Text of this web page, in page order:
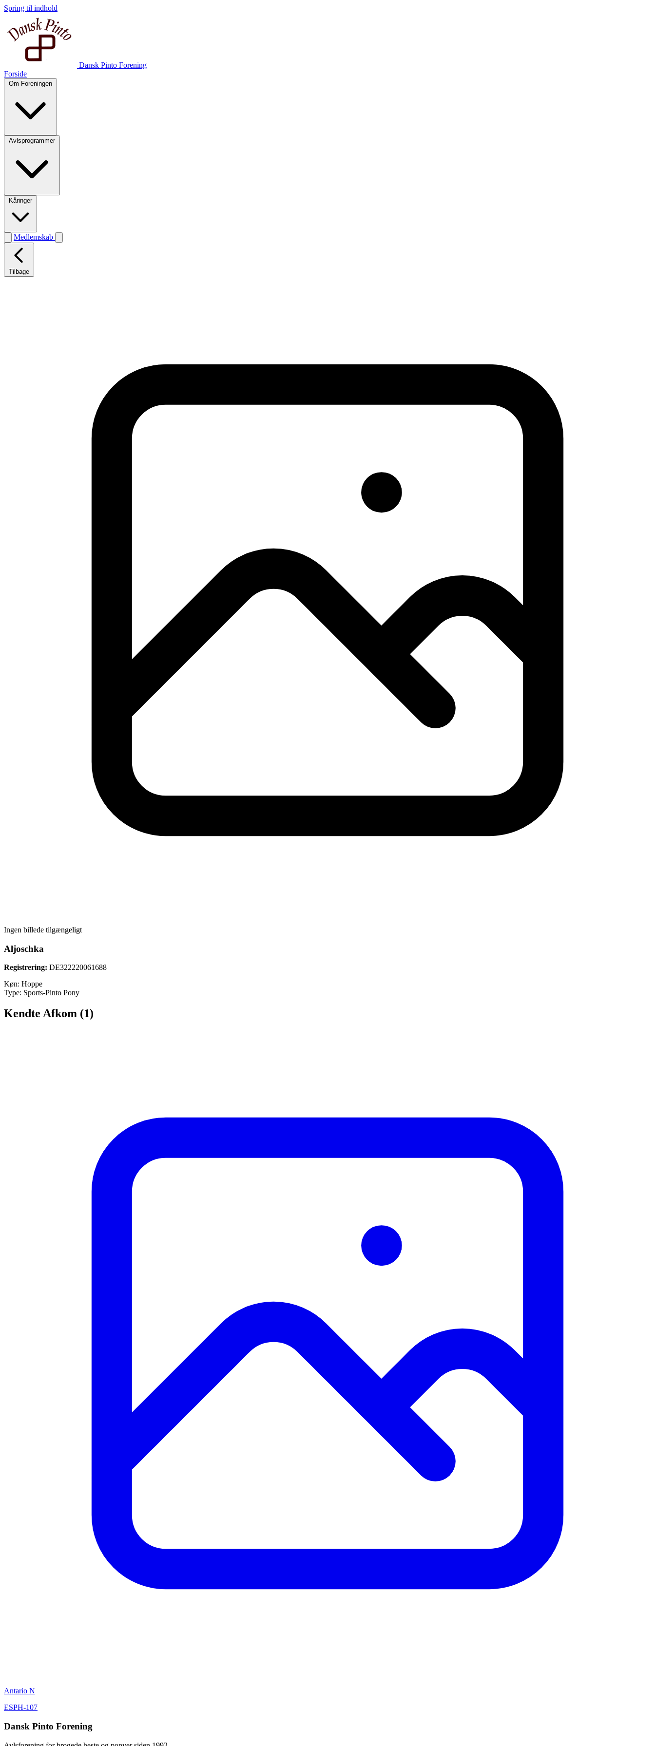
Spring til indhold
Dansk Pinto Forening
Forside
Om Foreningen
Avlsprogrammer
Kåringer
Medlemskab
Tilbage
Ingen billede tilgængeligt
Aljoschka
Registrering: DE322220061688
Køn: Hoppe
Type: Sports-Pinto Pony
Kendte Afkom (1)
Antario N
ESPH-107
Dansk Pinto Forening